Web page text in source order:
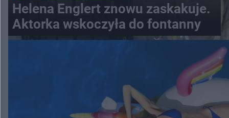
Helena Englert znowu zaskakuje.
Aktorka wskoczyła do fontanny